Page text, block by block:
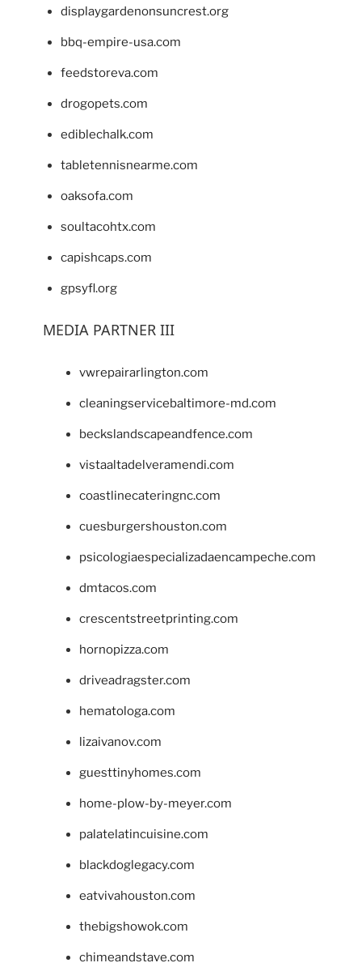
displaygardenonsuncrest.org
bbq-empire-usa.com
feedstoreva.com
drogopets.com
ediblechalk.com
tabletennisnearme.com
oaksofa.com
soultacohtx.com
capishcaps.com
gpsyfl.org
MEDIA PARTNER III
vwrepairarlington.com
cleaningservicebaltimore-md.com
beckslandscapeandfence.com
vistaaltadelveramendi.com
coastlinecateringnc.com
cuesburgershouston.com
psicologiaespecializadaencampeche.com
dmtacos.com
crescentstreetprinting.com
hornopizza.com
driveadragster.com
hematologa.com
lizaivanov.com
guesttinyhomes.com
home-plow-by-meyer.com
palatelatincuisine.com
blackdoglegacy.com
eatvivahouston.com
thebigshowok.com
chimeandstave.com